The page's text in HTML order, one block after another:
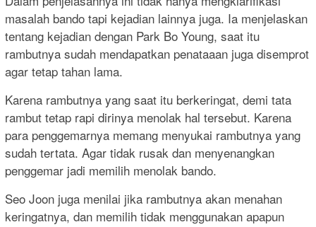
masalah bando tapi kejadian lainnya juga. Ia menjelaskan
tentang kejadian dengan Park Bo Young, saat itu
rambutnya sudah mendapatkan penataaan juga disemprot
agar tetap tahan lama.
Karena rambutnya yang saat itu berkeringat, demi tata
rambut tetap rapi dirinya menolak hal tersebut. Karena
para penggemarnya memang menyukai rambutnya yang
sudah tertata. Agar tidak rusak dan menyenangkan
penggemar jadi memilih menolak bando.
Seo Joon juga menilai jika rambutnya akan menahan
keringatnya, dan memilih tidak menggunakan apapun